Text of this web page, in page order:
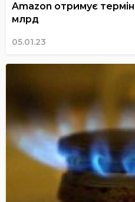
Amazon отримує
млрд
05.01.23